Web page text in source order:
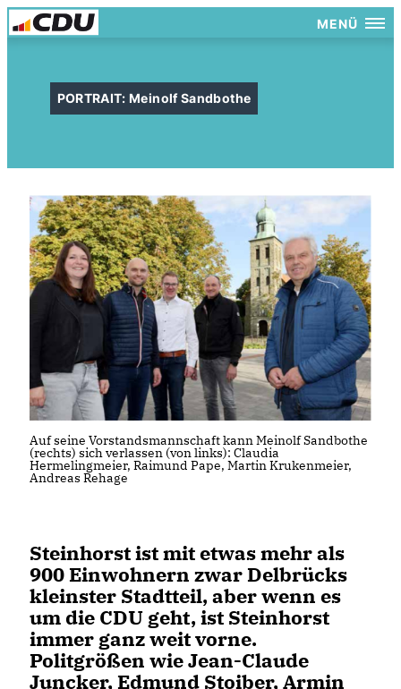
MENÜ
PORTRAIT: Meinolf Sandbothe
Auf seine Vorstandsmannschaft kann Meinolf Sandbothe
(rechts) sich verlassen (von links): Claudia
Hermelingmeier, Raimund Pape, Martin Krukenmeier,
Andreas Rehage
Steinhorst ist mit etwas mehr als
900 Einwohnern zwar Delbrücks
kleinster Stadtteil, aber wenn es
um die CDU geht, ist Steinhorst
immer ganz weit vorne.
Politgrößen wie Jean-Claude
Juncker, Edmund Stoiber, Armin